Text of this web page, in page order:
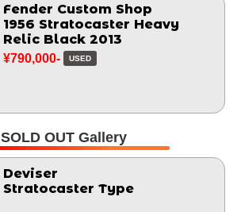
Fender Custom Shop
1956 Stratocaster Heavy
Relic Black 2013
¥790,000- USED
SOLD OUT Gallery
Deviser
Stratocaster Type